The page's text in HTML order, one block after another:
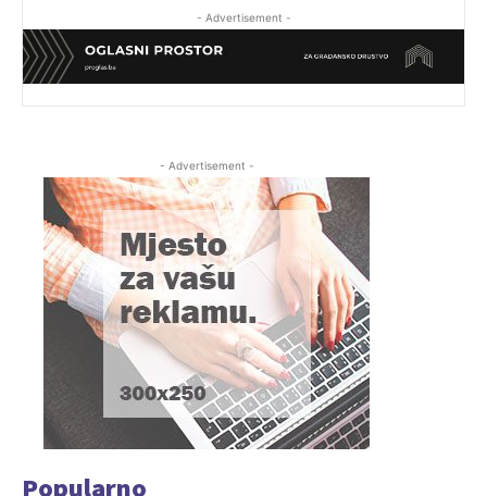
- Advertisement -
- Advertisement -
Popularno